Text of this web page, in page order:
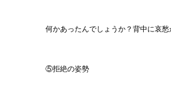
何かあったんでしょうか？背中に哀
⑤拒絶の姿勢